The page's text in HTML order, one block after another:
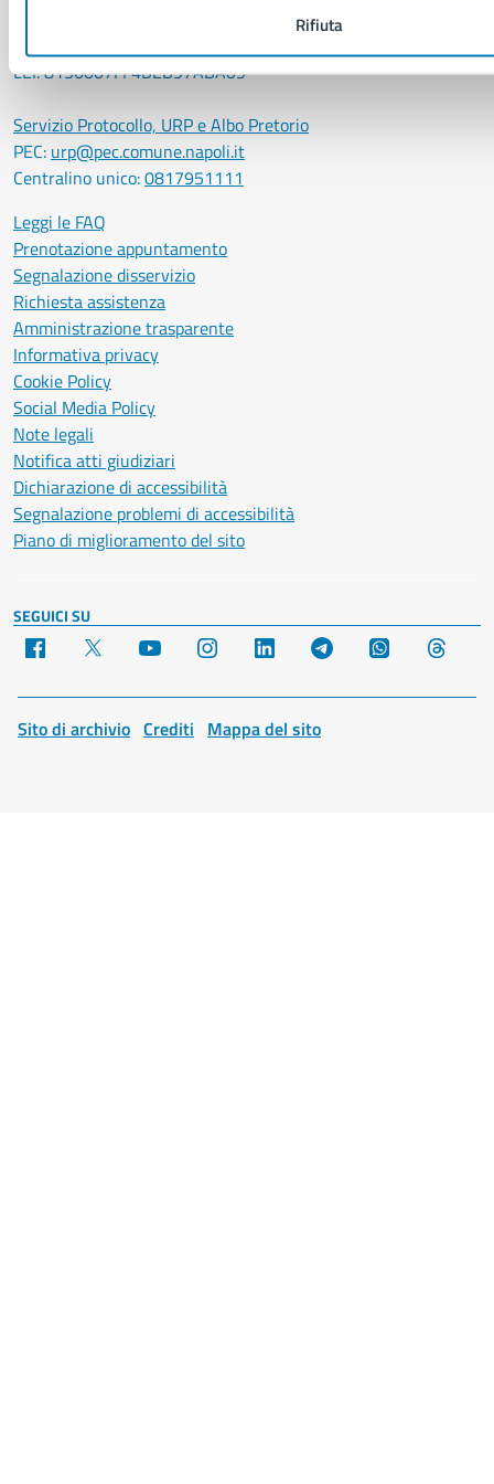
Rifiuta
LEI: 8156007FF4DEB97ABA09
Servizio Protocollo, URP e Albo Pretorio
PEC: urp@pec.comune.napoli.it
Centralino unico:0817951111
Leggi le FAQ
Prenotazione appuntamento
Segnalazione disservizio
Richiesta assistenza
Amministrazione trasparente
Informativa privacy
Cookie Policy
Social Media Policy
Note legali
Notifica atti giudiziari
Dichiarazione di accessibilità
Segnalazione problemi di accessibilità
Piano di miglioramento del sito
SEGUICI SU
Facebook YouTube Instagram LinkedIn Telegram WhatsApp
Sito di archivio Crediti Mappa del sito